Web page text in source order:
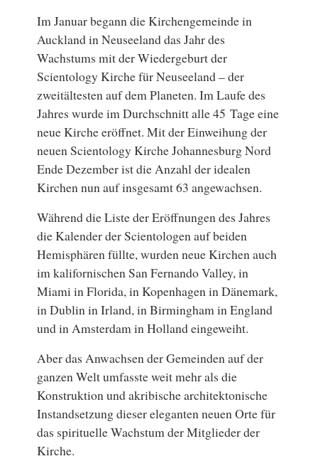
Im Januar begann die Kirchengemeinde in
Auckland in Neuseeland das Jahr des
Wachstums mit der Wiedergeburt der
Scientology Kirche für Neuseeland – der
zweitältesten auf dem Planeten. Im Laufe des
Jahres wurde im Durchschnitt alle 45 Tage eine
neue Kirche eröffnet. Mit der Einweihung der
neuen Scientology Kirche Johannesburg Nord
Ende Dezember ist die Anzahl der idealen
Kirchen nun auf insgesamt 63 angewachsen.
Während die Liste der Eröffnungen des Jahres
die Kalender der Scientologen auf beiden
Hemisphären füllte, wurden neue Kirchen auch
im kalifornischen San Fernando Valley, in
Miami in Florida, in Kopenhagen in Dänemark,
in Dublin in Irland, in Birmingham in England
und in Amsterdam in Holland eingeweiht.
Aber das Anwachsen der Gemeinden auf der
ganzen Welt umfasste weit mehr als die
Konstruktion und akribische architektonische
Instandsetzung dieser eleganten neuen Orte für
das spirituelle Wachstum der Mitglieder der
Kirche.